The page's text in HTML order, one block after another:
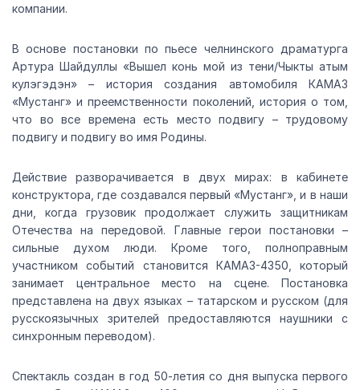
компании.
В основе постановки по пьесе челнинского драматурга
Артура Шайдуллы «Вышел конь мой из тени/Чыкты атым
кулэгэдэн» – история создания автомобиля КАМАЗ
«Мустанг» и преемственности поколений, история о том,
что во все времена есть место подвигу – трудовому
подвигу и подвигу во имя Родины.
Действие разворачивается в двух мирах: в кабинете
конструктора, где создавался первый «Мустанг», и в наши
дни, когда грузовик продолжает служить защитникам
Отечества на передовой. Главные герои постановки –
сильные духом люди. Кроме того, полноправным
участником событий становится КАМАЗ-4350, который
занимает центральное место на сцене. Постановка
представлена на двух языках – татарском и русском (для
русскоязычных зрителей предоставляются наушники с
синхронным переводом).
Спектакль создан в год 50-летия со дня выпуска первого